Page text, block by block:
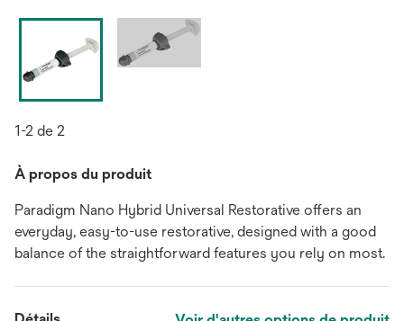
1-2 de 2
À propos du produit
Paradigm Nano Hybrid Universal Restorative offers an
everyday, easy-to-use restorative, designed with a good
balance of the straightforward features you rely on most.